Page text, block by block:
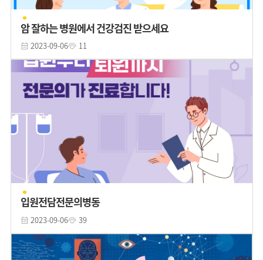
암 잘하는 병원에서 건강검진 받으세요
2023-09-06 11
입원전담전문의병동
2023-09-06 39